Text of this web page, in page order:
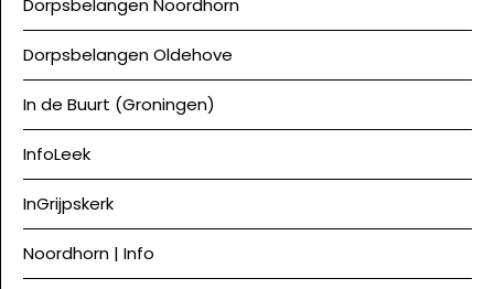
Dorpsbelangen Noordhorn
Dorpsbelangen Oldehove
In de Buurt (Groningen)
InfoLeek
InGrijpskerk
Noordhorn | Info